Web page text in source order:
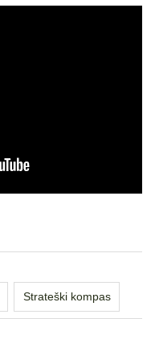
Strateški kompas